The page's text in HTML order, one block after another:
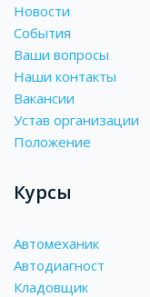
Новости
События
Ваши вопросы
Наши контакты
Вакансии
Устав организации
Положение
Курсы
Автомеханик
Автодиагност
Кладовщик